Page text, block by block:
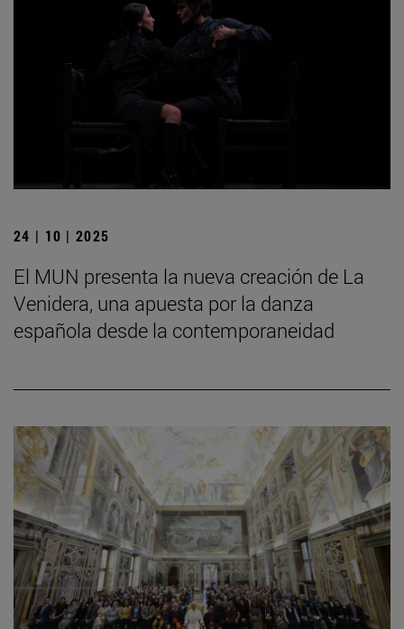
24 | 10 | 2025
El MUN presenta la nueva creación de La
Venidera, una apuesta por la danza
española desde la contemporaneidad